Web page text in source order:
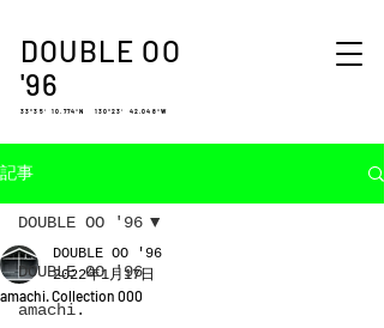
DOUBLE OO
'96
33°35′ 10.774″N 130°23′ 42.048″W
記事
DOUBLE OO '96
amachi.
DOUBLE OO '96
amachi. Collection 000
DOUBLE OO '96
2022年1月17日